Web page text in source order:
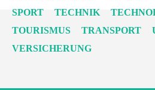
SPORT
TECHNIK
TOURISMUS
TRANSPORT
VERSICHERUNG